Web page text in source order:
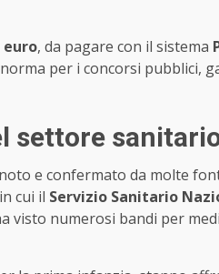
euro, da pagare con il sistema
per i concorsi pubblici,
settore
e confermato da molte
cui il Servizio Sanitario
visto numerosi bandi per